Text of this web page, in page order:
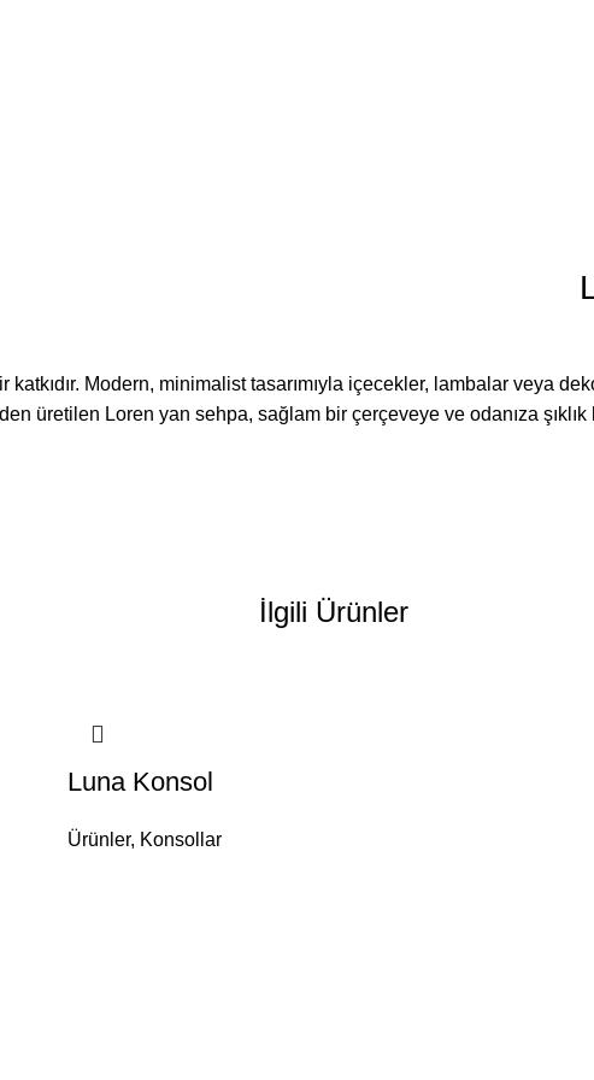
Modern, minimalist tasarımıyla içecekler, lambalar veya
üretilen Loren yan sehpa, sağlam bir çerçeveye ve odanıza şıklık
İlgili Ürünler
Luna Konsol
Ürünler, Konsollar